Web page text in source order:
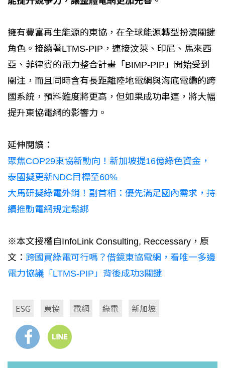
擁有豐富再生能源的東協，在全球能源轉型扮演關鍵
角色。接續著LTMS-PIP，連接汶萊、印尼、馬來西
亞、菲律賓的電力整合計畫「BIMP-PIP」開始受到
關注，而且同時含有長距離陸地電網與海底電纜的跨
國系統，預料難度將更高，但如果成功串連，將大幅
提升東協電網的影響力。
延伸閱讀：
聚焦COP29東協新動向！新加坡提16億綠色資金，
泰國擬更新NDC目標至60%
大馬研擬綠電外銷！副首相：優先滿足國內需求，持
續推動電網規定鬆綁
※本文授權自InfoLink Consulting, Reccessary，原
文： 跨國買綠電可行嗎？借鏡東協電網，看唯一多邊
電力協議「LTMS-PIP」背後成功3關鍵
ESG 東協 電網 綠電 新加坡